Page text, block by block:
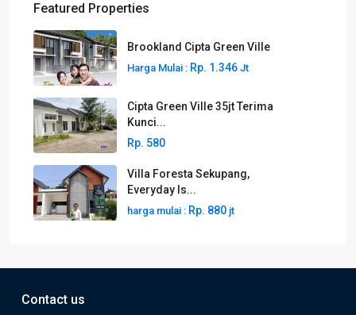
Featured Properties
Brookland Cipta Green Ville
Harga Mulai : Rp. 1.346 Jt
Cipta Green Ville 35jt Terima
Kunci...
Rp. 580
Villa Foresta Sekupang,
Everyday Is...
harga mulai : Rp. 880 jt
Contact us